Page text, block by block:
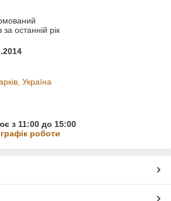
останній рік
Україна
з 11:00 до 15:00
роботи